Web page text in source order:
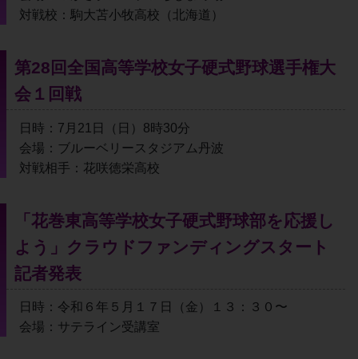
対戦校：駒大苫小牧高校（北海道）
第28回全国高等学校女子硬式野球選手権大
会１回戦
日時：7月21日（日）8時30分
会場：ブルーベリースタジアム丹波
対戦相手：花咲徳栄高校
「花巻東高等学校女子硬式野球部を応援し
よう」クラウドファンディングスタート
記者発表
日時：令和６年５月１７日（金）１３：３０〜
会場：サテライン受講室